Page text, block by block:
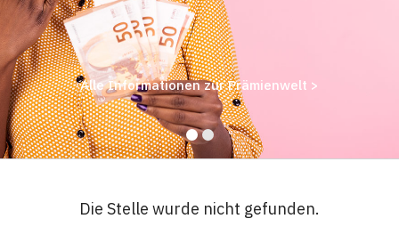
Alle Informationen zur Prämienwelt >
Die Stelle wurde nicht gefunden.